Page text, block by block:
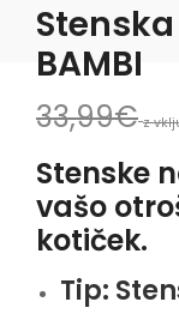
BAMBI
33,99€ z
Stenske
vašo
kotiček.
Tip: